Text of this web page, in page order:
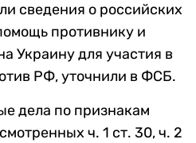
сведения о российских
противнику и
Украину для участия в
РФ, уточнили в ФСБ.
дела по признакам
ч. 1 ст. 30, ч. 2